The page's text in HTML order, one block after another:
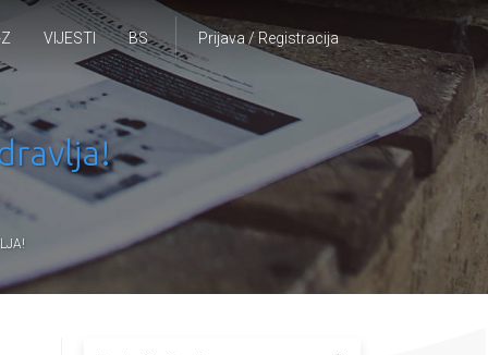
Prijava / Registracija
VIJESTI BS